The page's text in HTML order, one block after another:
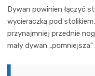
Dywan powinien łączyć
wycieraczką pod
przynajmniej przednie
mały dywan